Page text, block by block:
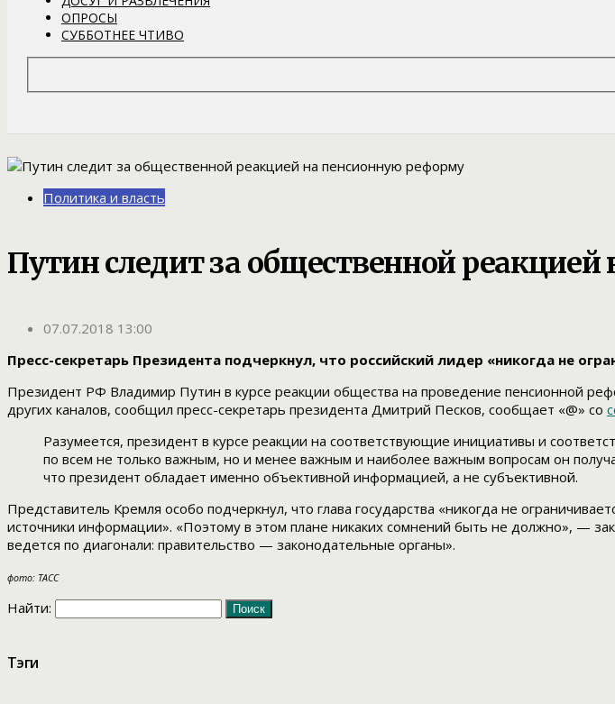
ОПРОСЫ
СУББОТНЕЕ ЧТИВО
Политика и власть
Путин следит за общественной
07.07.2018 13:00
Пресс-секретарь Президента подчеркнул, что российский лидер «никогда не
Президент РФ Владимир Путин в курсе реакции общества на проведение пенсионной
других каналов, сообщил пресс-секретарь президента Дмитрий Песков, сообщает «@» со
Разумеется, президент в курсе реакции на соответствующие инициативы и
по всем не только важным, но и менее важным и наиболее важным вопросам он
что президент обладает именно объективной информацией, а не субъективной.
Представитель Кремля особо подчеркнул, что глава государства «никогда не
источники информации». «Поэтому в этом плане никаких сомнений быть не должно», —
ведется по диагонали: правительство — законодательные органы».
фото: ТАСС
Найти:
Тэги